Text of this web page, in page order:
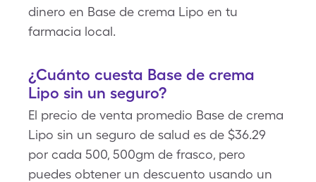
dinero en Base de crema Lipo en tu
farmacia local.
¿Cuánto cuesta Base de crema
Lipo sin un seguro?
El precio de venta promedio Base de crema
Lipo sin un seguro de salud es de $36.29
por cada 500, 500gm de frasco, pero
puedes obtener un descuento usando un